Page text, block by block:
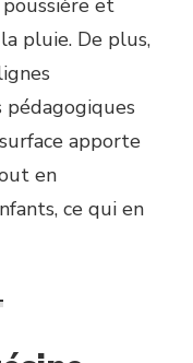
et
pluie. De plus,
apporte
en
ce qui en